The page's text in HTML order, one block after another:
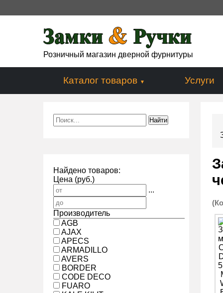
Розничный магазин дверной фурнитуры
Каталог товаров Услуги
Найдено товаров:
Цена (руб.)
...
Производитель
AGB
AJAX
APECS
ARMADILLO
AVERS
BORDER
CODE DECO
FUARO